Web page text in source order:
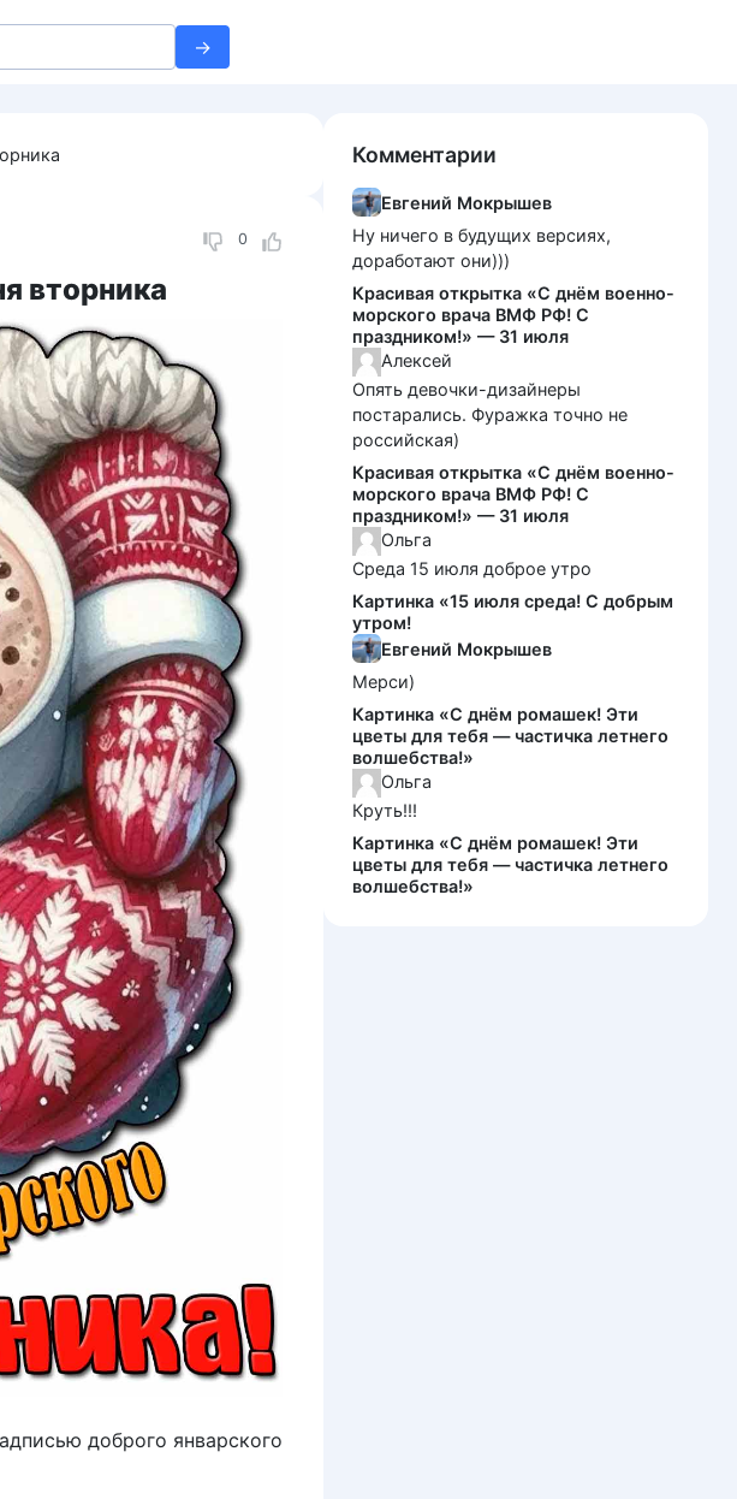
0
вторника
доброго январского
Комментарии
Евгений Мокрышев
Ну ничего в будущих версиях,
доработают они)))
Красивая открытка «С днём военно-
морского врача ВМФ РФ! С
праздником!» — 31 июля
Алексей
Опять девочки-дизайнеры
постарались. Фуражка точно не
российская)
Красивая открытка «С днём военно-
морского врача ВМФ РФ! С
праздником!» — 31 июля
Ольга
Среда 15 июля доброе утро
Картинка «15 июля среда! С добрым
утром!
Евгений Мокрышев
Мерси)
Картинка «С днём ромашек! Эти
цветы для тебя — частичка летнего
волшебства!»
Ольга
Круть!!!
Картинка «С днём ромашек! Эти
цветы для тебя — частичка летнего
волшебства!»